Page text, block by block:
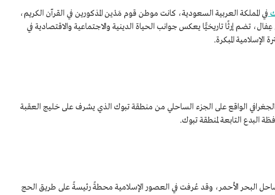
في المملكة العربية السعودية، كانت موطن قوم مَدْين المذكورين في القرآن الكريم،
تضم إرثًا تاريخيًّا يعكس جوانب الحياة الدينية والاجتماعية والاقتصادية في
الإسلامية المبكرة.
الواقع على الجزء الساحلي من منطقة تبوك الذي يشرف على خليج العقبة
البدع التابعة لمنطقة تبوك.
البحر الأحمر، وقد عُرفت في العصور الإسلامية محطةً رئيسةً على طريق الحج